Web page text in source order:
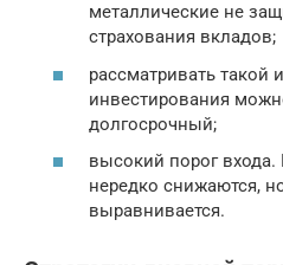
металлические не
страхования вкладов;
рассматривать такой
инвестирования
долгосрочный;
высокий порог
нередко снижаются,
выравнивается.